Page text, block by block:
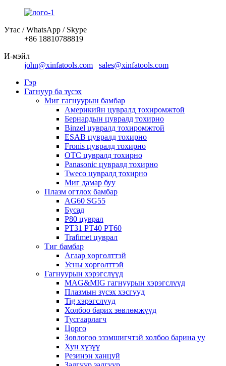
Утас / WhatsApp / Skype
+86 18810788819
И-мэйл
john@xinfatools.com
sales@xinfatools.com
Гэр
Гагнуур ба зүсэх
Миг гагнуурын бамбар
Америкийн цувралд тохиромжтой
Бернардын цувралд тохирно
Binzel цувралд тохиромжтой
ESAB цувралд тохирно
Fronis цувралд тохирно
OTC цувралд тохирно
Panasonic цувралд тохирно
Tweco цувралд тохирно
Миг дамар буу
Плазм огтлох бамбар
AG60 SG55
Бусад
P80 цуврал
PT31 PT40 PT60
Trafimet цуврал
Тиг бамбар
Агаар хөргөлттэй
Усны хөргөлттэй
Гагнуурын хэрэгслүүд
MAG&MIG гагнуурын хэрэгслүүд
Плазмын зүсэх хэсгүүд
Tig хэрэгслүүд
Холбоо барих зөвлөмжүүд
Тусгаарлагч
Цорго
Зөвлөгөө эзэмшигчтэй холбоо барина уу
Хун хүзүү
Резинэн ханцуй